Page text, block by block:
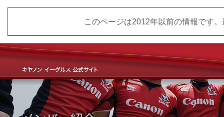
このページは2012年以前の情報です